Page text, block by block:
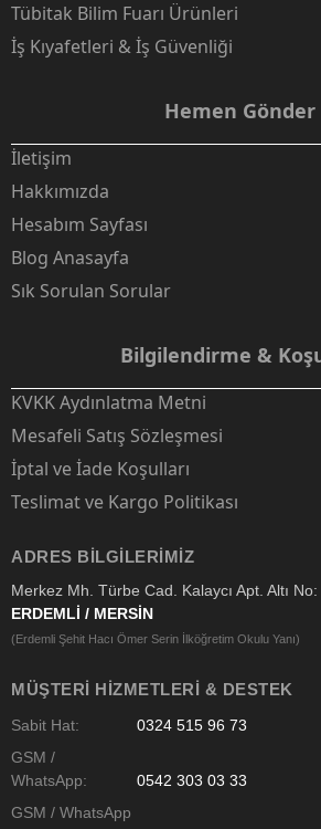
Tübitak Bilim Fuarı Ürünleri
İş Kıyafetleri & İş Güvenliği
Hemen Gönder
İletişim
Hakkımızda
Hesabım Sayfası
Blog Anasayfa
Sık Sorulan Sorular
Bilgilendirme &
KVKK Aydınlatma Metni
Mesafeli Satış Sözleşmesi
İptal ve İade Koşulları
Teslimat ve Kargo Politikası
ADRES BILGILERIMIZ
Merkez Mh. Türbe Cad. Kalaycı Apt. Altı
ERDEMLİ / MERSİN
(Erdemli Şehit Hacı Ömer Serin İlköğretim Okulu Yanı)
MÜŞTERI HIZMETLERI & DESTEK
Sabit Hat:
0324 515 96 73
GSM /
WhatsApp:
0542 303 03 33
GSM / WhatsApp